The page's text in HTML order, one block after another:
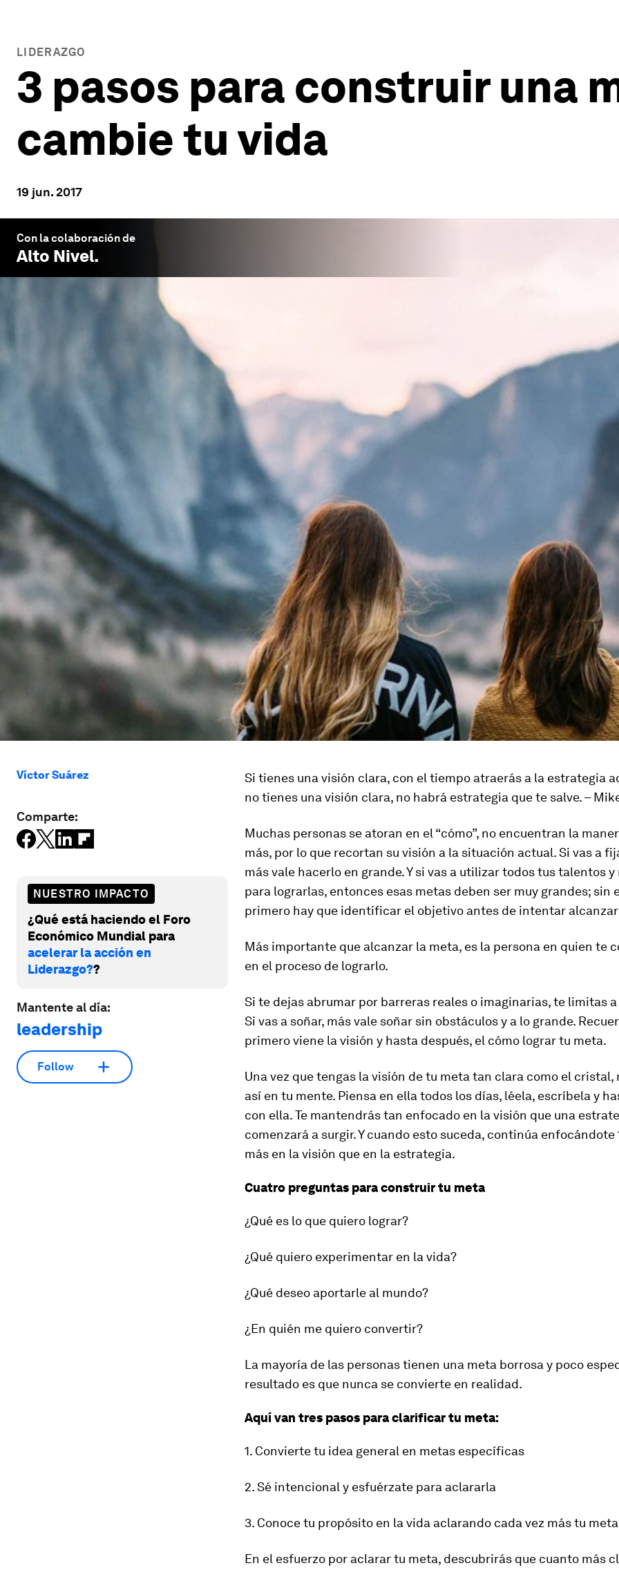
LIDERAZGO
3 pasos para construir una
cambie tu vida
19 jun. 2017
Con la colaboración de
Alto Nivel.
Víctor Suárez
Comparte:
NUESTRO IMPACTO
¿Qué está haciendo el Foro
Económico Mundial para
acelerar la acción en
Liderazgo??
Mantente al día:
leadership
Follow
Si tienes una visión clara, con el tiempo atraerás a la estrategia
no tienes una visión clara, no habrá estrategia que te salve. –
Muchas personas se atoran en el “cómo”, no encuentran la
más, por lo que recortan su visión a la situación actual. Si vas a
más vale hacerlo en grande. Y si vas a utilizar todos tus talentos y
para lograrlas, entonces esas metas deben ser muy grandes; sin
primero hay que identificar el objetivo antes de intentar
Más importante que alcanzar la meta, es la persona en quien te
en el proceso de lograrlo.
Si te dejas abrumar por barreras reales o imaginarias, te limitas
Si vas a soñar, más vale soñar sin obstáculos y a lo grande.
primero viene la visión y hasta después, el cómo lograr tu meta.
Una vez que tengas la visión de tu meta tan clara como el cristal,
así en tu mente. Piensa en ella todos los días, léela, escríbela y
con ella. Te mantendrás tan enfocado en la visión que una
comenzará a surgir. Y cuando esto suceda, continúa enfocándote
más en la visión que en la estrategia.
Cuatro preguntas para construir tu meta
¿Qué es lo que quiero lograr?
¿Qué quiero experimentar en la vida?
¿Qué deseo aportarle al mundo?
¿En quién me quiero convertir?
La mayoría de las personas tienen una meta borrosa y poco
resultado es que nunca se convierte en realidad.
Aquí van tres pasos para clarificar tu meta:
1. Convierte tu idea general en metas específicas
2. Sé intencional y esfuérzate para aclararla
3. Conoce tu propósito en la vida aclarando cada vez más tu meta
En el esfuerzo por aclarar tu meta, descubrirás que cuanto más